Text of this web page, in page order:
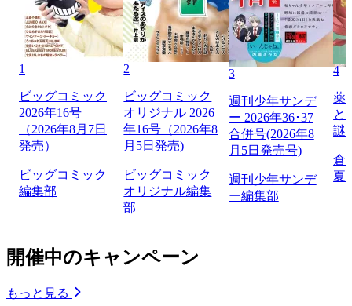
1
ビッグコミック
2026年16号
（2026年8月7日
発売）
ビッグコミック
編集部
2
ビッグコミック
オリジナル 2026
年16号（2026年8
月5日発売)
ビッグコミック
オリジナル編集
部
3
週刊少年サンデ
ー 2026年36･37
合併号(2026年8
月5日発売号)
週刊少年サンデ
ー編集部
4
薬
と
謎
倉
夏
開催中のキャンペーン
もっと見る